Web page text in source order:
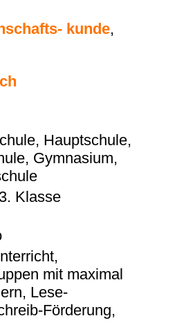
kunde,
Hauptschule,
Gymnasium,
Klasse
mit maximal
Lese-
Förderung,